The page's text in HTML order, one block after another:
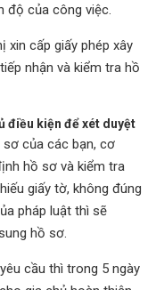
độ của công việc.
xin cấp giấy phép xây
nhận và kiểm tra hồ
điều kiện để xét duyệt
sơ của các bạn, cơ
hồ sơ và kiểm tra
giấy tờ, không đúng
pháp luật thì sẽ
hồ sơ.
cầu thì trong 5 ngày